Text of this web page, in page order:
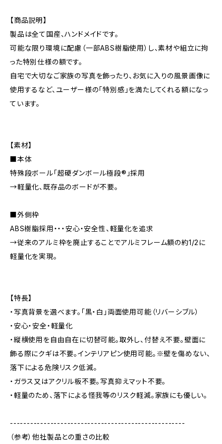
【商品説明】
製品は全て国産、ハンドメイドです。
可能な限り環境に配慮（一部ABS樹脂使用）し、素材や組立に拘
った特別仕様の額です。
自宅で大切なご家族の写真を飾ったり、お気に入りの風景画像に
使用するなど、ユーザー様の「特別感」を満たしてくれる額になっ
ています。
【素材】
■本体
特殊段ボール「超硬ダンボール極段®」採用
→軽量化、既存品のボードが不要。
■外側枠
ABS樹脂採用・・・安心・安全性、軽量化を追求
→従来のアルミ枠を廃止することでアルミフレーム額の約1/2に
軽量化を実現。
【特長】
・写真背景を選べます。「黒・白」両面使用可能（リバーシブル）
・安心・安全・軽量化
・縦横使用を自由自在に切替可能。取外し、付替え不要。壁面に
飾る際にクギは不要。インテリアピン使用可能。※壁を傷めない、
落下による危険リスク低減。
・ガラス又はアクリル板不要。写真抑えマット不要。
・軽量のため、落下による怪我等のリスク軽減。家族にも優しい。
----------------------------------------------------
（参考）他社製品との重さの比較